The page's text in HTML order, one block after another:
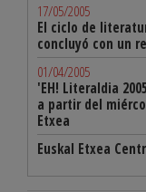
17/05/2005
El ciclo de
concluyó con un
01/04/2005
'EH! Literaldia
a partir del
Etxea
Euskal Etxea